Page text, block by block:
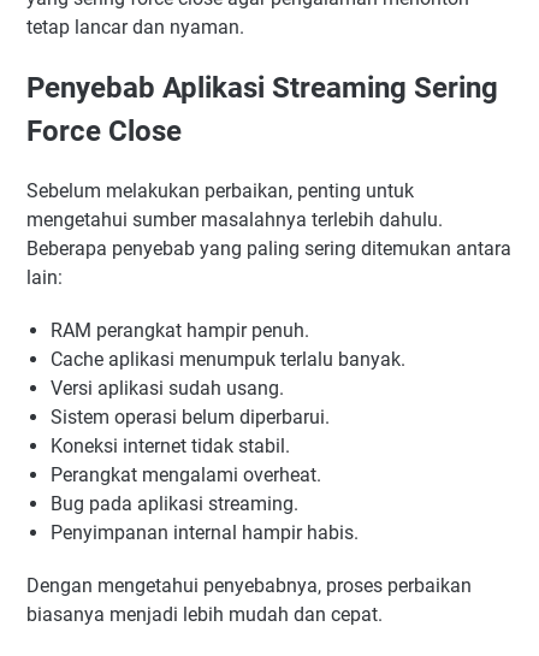
tetap lancar dan nyaman.
Penyebab Aplikasi Streaming Sering
Force Close
Sebelum melakukan perbaikan, penting untuk
mengetahui sumber masalahnya terlebih dahulu.
Beberapa penyebab yang paling sering ditemukan antara
lain:
RAM perangkat hampir penuh.
Cache aplikasi menumpuk terlalu banyak.
Versi aplikasi sudah usang.
Sistem operasi belum diperbarui.
Koneksi internet tidak stabil.
Perangkat mengalami overheat.
Bug pada aplikasi streaming.
Penyimpanan internal hampir habis.
Dengan mengetahui penyebabnya, proses perbaikan
biasanya menjadi lebih mudah dan cepat.